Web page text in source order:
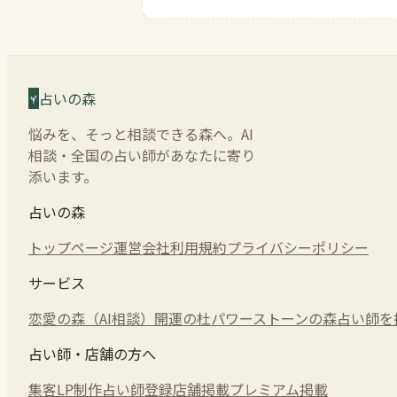
占いの森
悩みを、そっと相談できる森へ。AI
相談・全国の占い師があなたに寄り
添います。
占いの森
トップページ運営会社利用規約プライバシーポリシー
サービス
恋愛の森（AI相談） 開運の杜パワーストーンの森占い師
占い師・店舗の方へ
集客LP制作占い師登録店舗掲載プレミアム掲載